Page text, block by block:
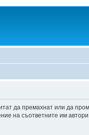
да премахнат или да
на съответните им